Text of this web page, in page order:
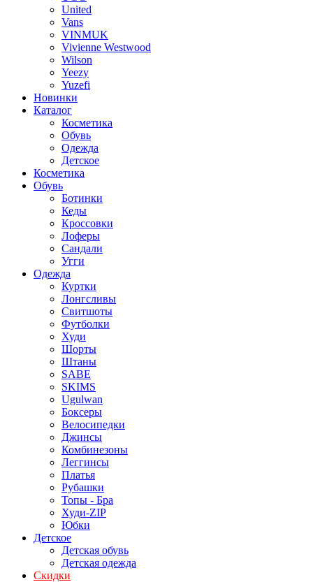
United
Vans
VINMUK
Vivienne Westwood
Wilson
Yeezy
Yuzefi
Новинки
Каталог
Косметика
Обувь
Одежда
Детское
Косметика
Обувь
Ботинки
Кеды
Кроссовки
Лоферы
Сандали
Угги
Одежда
Куртки
Лонгсливы
Свитшоты
Футболки
Худи
Шорты
Штаны
SABE
SKIMS
Ugulwan
Боксеры
Велосипедки
Джинсы
Комбинезоны
Леггинсы
Платья
Рубашки
Топы - Бра
Худи-ZIP
Юбки
Детское
Детская обувь
Детская одежда
Скидки